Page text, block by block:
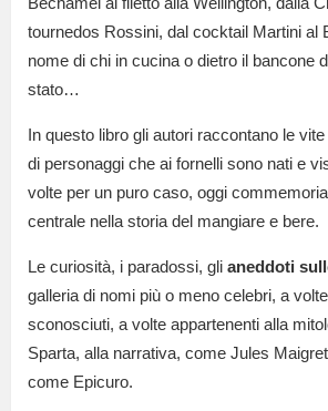
tournedos Rossini, dal cocktail Martini al
nome di chi in cucina o dietro il bancone
stato…
In questo libro gli autori raccontano le vite
di personaggi che ai fornelli sono nati e
volte per un puro caso, oggi
centrale nella storia del mangiare e bere.
Le curiosità, i paradossi, gli aneddoti
galleria di nomi più o meno celebri, a
sconosciuti, a volte appartenenti alla
Sparta, alla narrativa, come Jules
come Epicuro.